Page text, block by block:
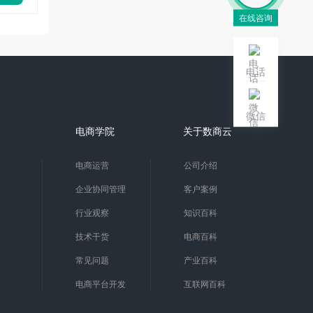
电商学院
电商运营
企业协同管理
行业观察
技术干货
常见问题
电商平台开发
关于数商云
公司介绍
客户案例
知识百科
电商百科
产业百科
互联网百科
在线咨询
电话
微信